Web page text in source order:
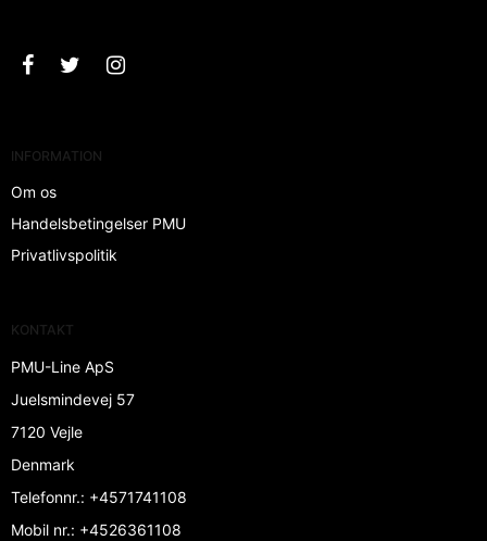
INFORMATION
Om os
Handelsbetingelser PMU
Privatlivspolitik
KONTAKT
PMU-Line ApS
Juelsmindevej 57
7120 Vejle
Denmark
Telefonnr.: +4571741108
Mobil nr.: +4526361108